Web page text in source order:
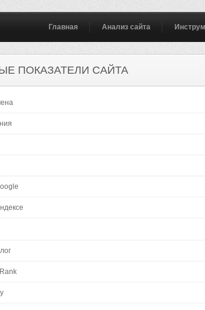
Главная Анализ сайта
ПОКАЗАТЕЛИ САЙТА